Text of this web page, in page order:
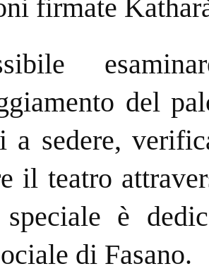
firmate
del
a sedere,
il teatro
speciale è
di Fasano.